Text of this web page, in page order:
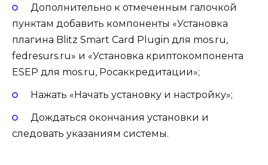
Дополнительно к отмеченным галочкой
пунктам добавить компоненты «Установка
плагина Blitz Smart Card Plugin для mos.ru,
fedresurs.ru» и «Установка криптокомпонента
ESEP для mos.ru, Росаккредитации»;
Нажать «Начать установку и настройку»;
Дождаться окончания установки и
следовать указаниям системы.